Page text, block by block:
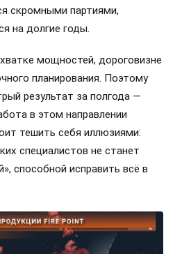
скромными партиями,
на долгие годы.
мощностей, дороговизне
планирования. Поэтому
результат за полгода —
в этом направлении
тешить себя иллюзиями:
специалистов не станет
способной исправить всё в